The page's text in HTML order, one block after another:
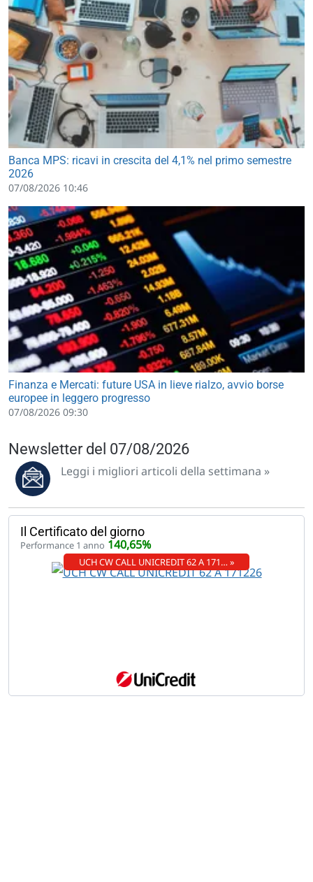
Banca MPS: ricavi in crescita del 4,1% nel primo semestre
2026
07/08/2026 10:46
Finanza e Mercati: future USA in lieve rialzo, avvio borse
europee in leggero progresso
07/08/2026 09:30
Newsletter del 07/08/2026
Leggi i migliori articoli della settimana »
Il Certificato del giorno
Performance 1 anno 140,65%
UCH CW CALL UNICREDIT 62 A 171… »